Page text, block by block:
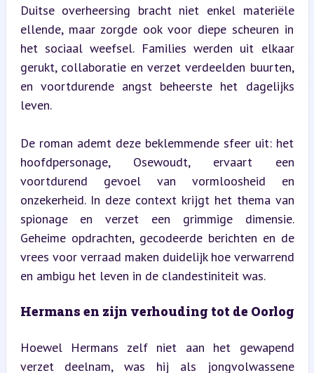
Duitse overheersing bracht niet enkel materiële
ellende, maar zorgde ook voor diepe scheuren in
het sociaal weefsel. Families werden uit elkaar
gerukt, collaboratie en verzet verdeelden buurten,
en voortdurende angst beheerste het dagelijks
leven.
De roman ademt deze beklemmende sfeer uit: het
hoofdpersonage, Osewoudt, ervaart een
voortdurend gevoel van vormloosheid en
onzekerheid. In deze context krijgt het thema van
spionage en verzet een grimmige dimensie.
Geheime opdrachten, gecodeerde berichten en de
vrees voor verraad maken duidelijk hoe verwarrend
en ambigu het leven in de clandestiniteit was.
Hermans en zijn verhouding tot de Oorlog
Hoewel Hermans zelf niet aan het gewapend
verzet deelnam, was hij als jongvolwassene